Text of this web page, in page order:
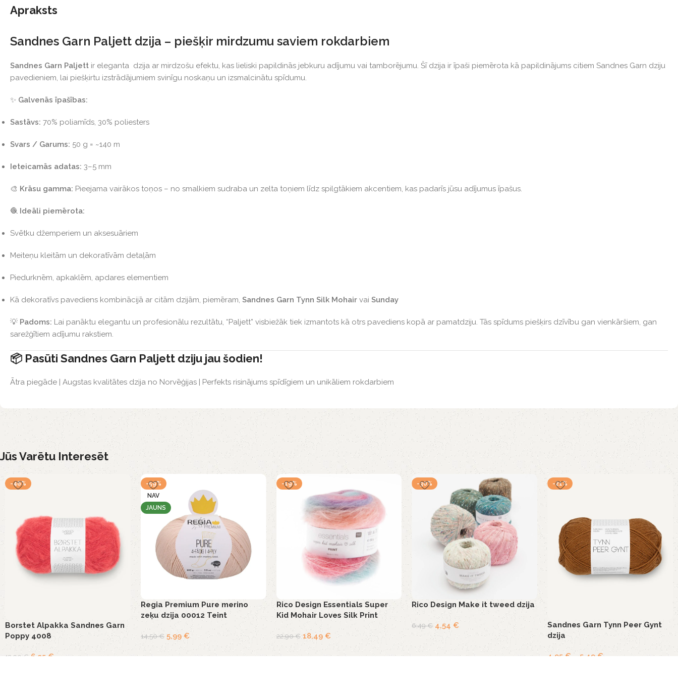
Apraksts
Sandnes Garn Paljett dzija – piešķir mirdzumu saviem rokdarbiem
Sandnes Garn Paljett ir eleganta dzija ar mirdzošu efektu, kas lieliski papildinās jebkuru adījumu vai tamborējumu. Šī dzija ir īpaši piemērota kā papildinājums citiem Sandnes Garn dziju
pavedieniem, lai piešķirtu izstrādājumiem svinīgu noskaņu un izsmalcinātu spīdumu.
✨ Galvenās īpašības:
Sastāvs: 70% poliamīds, 30% poliesters
Svars / Garums: 50 g = ~140 m
Ieteicamās adatas: 3–5 mm
🎨 Krāsu gamma: Pieejama vairākos toņos – no smalkiem sudraba un zelta toņiem līdz spilgtākiem akcentiem, kas padarīs jūsu adījumus īpašus.
🧶 Ideāli piemērota:
Svētku džemperiem un aksesuāriem
Meiteņu kleitām un dekoratīvām detaļām
Piedurknēm, apkaklēm, apdares elementiem
Kā dekoratīvs pavediens kombinācijā ar citām dzijām, piemēram, Sandnes Garn Tynn Silk Mohair vai Sunday
💡 Padoms: Lai panāktu elegantu un profesionālu rezultātu, “Paljett” visbiežāk tiek izmantots kā otrs pavediens kopā ar pamatdziju. Tās spīdums piešķirs dzīvību gan vienkāršiem, gan
sarežģītiem adījumu rakstiem.
📦 Pasūti Sandnes Garn Paljett dziju jau šodien!
Ātra piegāde | Augstas kvalitātes dzija no Norvēģijas | Perfekts risinājums spīdīgiem un unikāliem rokdarbiem
Jūs Varētu Interesēt
-46%
Borstet Alpakka Sandnes Garn
Poppy 4008
12,90€ 6,95 €
-59%
NAV
JAUNS
Regia Premium Pure merino
zeķu dzija 00012 Teint
14,50€ 5,99€
-19%
Rico Design Essentials Super
Kid Mohair Loves Silk Print
22,90€ 18,49 €
-30%
Rico Design Make it tweed dzija
6,49€ 4,54 €
-21%
Sandnes Garn Tynn Peer Gynt
dzija
4,95 € – 5,49€